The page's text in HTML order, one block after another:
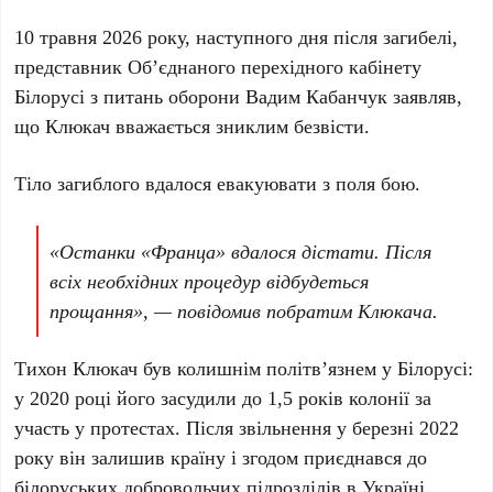
10 травня 2026 року, наступного дня після загибелі,
представник Об’єднаного перехідного кабінету
Білорусі з питань оборониВадим Кабанчук заявляв,
щоКлюкач вважається зниклим безвісти.
Тіло загиблого вдалося евакуювати з поля бою.
«Останки «Франца» вдалося дістати. Після
всіх необхідних процедур відбудеться
прощання», — повідомив побратимКлюкача.
Тихон Клюкач був колишнім політв’язнем у Білорусі:
у2020 році його засудили до 1,5 років колонії за
участь у протестах. Після звільнення уберезні 2022
року він залишив країну і згодом приєднався до